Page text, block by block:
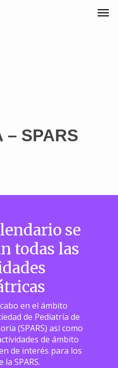
– SPARS
se
todas las
en el ámbito
de Pediatría de
(SPARS) así como
de ámbito
de interés para los
la SPARS.